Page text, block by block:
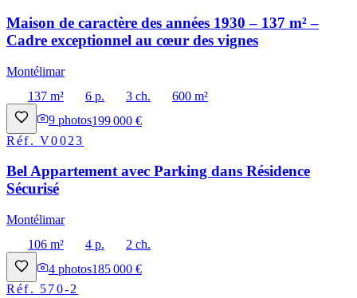
Maison de caractère des années 1930 – 137 m² –
Cadre exceptionnel au cœur des vignes
Montélimar
137 m²
6 p. 3 ch.
600 m²
9 photos199 000 €
Réf.V0023
Bel Appartement avec Parking dans Résidence
Sécurisé
Montélimar
106 m²
4 p.
2 ch.
4 photos185 000 €
Réf. 570-2